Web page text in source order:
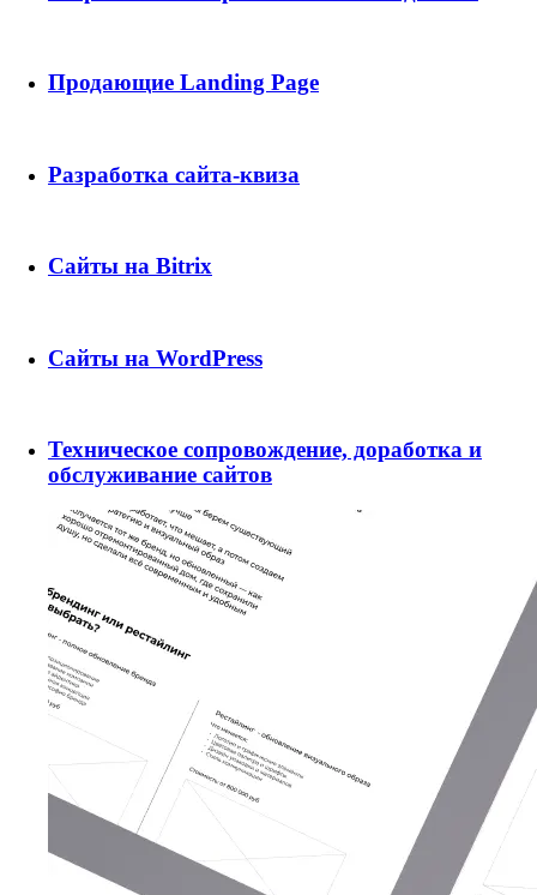
Продающие Landing Page
Разработка сайта-квиза
Сайты на Bitrix
Сайты на WordPress
Техническое сопровождение, доработка и
обслуживание сайтов